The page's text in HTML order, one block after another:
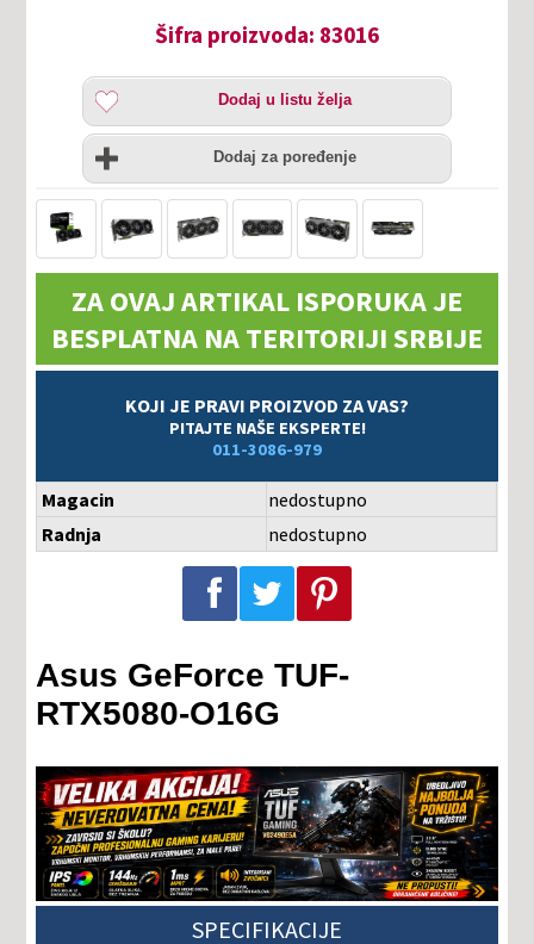
Šifra proizvoda: 83016
Dodaj
listu
želja
Dodaj u listu želja
Uporedi
Dodaj za poređenje
ZA OVAJ ARTIKAL ISPORUKA JE
BESPLATNA NA TERITORIJI SRBIJE
KOJI JE PRAVI PROIZVOD ZA VAS?
PITAJTE NAŠE EKSPERTE!
011-3086-979
Magacin
nedostupno
Radnja
nedostupno
Podeli na Facebook-u Podeli na Twitter-u Podeli na Pinterest-u
Asus GeForce TUF-
RTX5080-O16G
SPECIFIKACIJE